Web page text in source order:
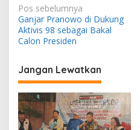
N
a
v
i
g
a
s
Pos sebelumnya
Ganjar Pranowo di Dukung
Aktivis 98 sebagai Bakal
Calon Presiden
Jangan Lewatkan